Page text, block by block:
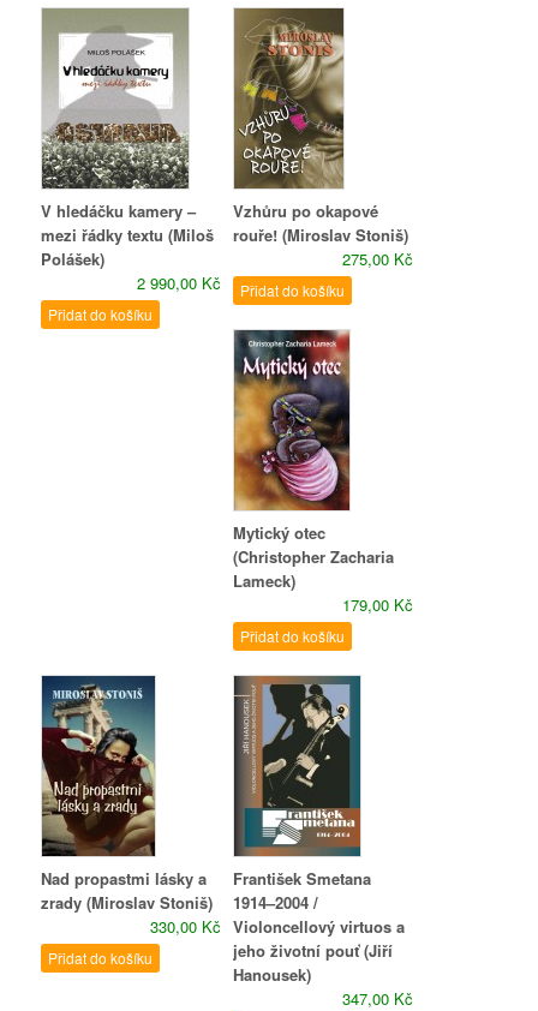
V hledáčku kamery –
mezi řádky textu (Miloš
Polášek)
2 990,00 Kč
Přidat do košíku
Vzhůru po okapové
rouře! (Miroslav Stoniš)
275,00 Kč
Přidat do košíku
Mytický otec
(Christopher Zacharia
Lameck)
179,00 Kč
Přidat do košíku
Nad propastmi lásky a
zrady (Miroslav Stoniš)
330,00 Kč
Přidat do košíku
František Smetana
1914–2004 /
Violoncellový virtuos a
jeho životní pouť (Jiří
Hanousek)
347,00 Kč